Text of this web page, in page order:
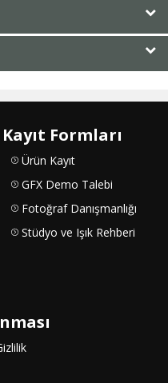
Kayıt Formları
Ürün Kayıt
GFX Demo Talebi
Fotoğraf Danışmanlığı
Stüdyo ve Işık Rehberi